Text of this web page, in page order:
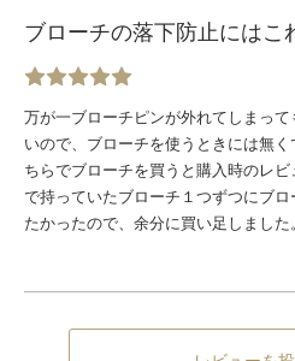
ブローチの落下防止にはこ
万が一ブローチピンが外れてしまっ
いので、ブローチを使うときには無
ちらでブローチを買うと購入時のレ
で持っていたブローチ１つずつにブ
たかったので、余分に買い足しました